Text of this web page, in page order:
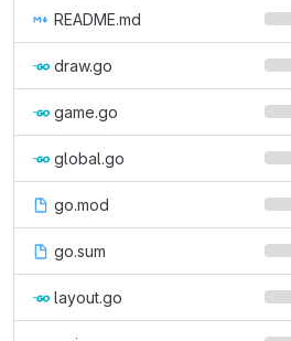
README.md
draw.go
game.go
global.go
go.mod
go.sum
layout.go